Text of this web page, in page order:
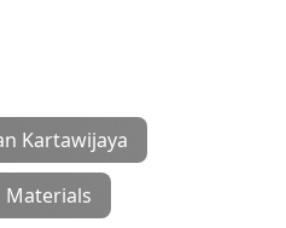
Kartawijaya
Materials